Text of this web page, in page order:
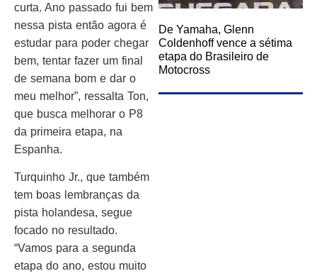
curta. Ano passado fui bem
nessa pista então agora é
estudar para poder chegar
bem, tentar fazer um final
de semana bom e dar o
meu melhor”, ressalta Ton,
que busca melhorar o P8
da primeira etapa, na
Espanha.
Turquinho Jr., que também
tem boas lembranças da
pista holandesa, segue
focado no resultado.
“Vamos para a segunda
etapa do ano, estou muito
De Yamaha, Glenn
Coldenhoff vence a sétima
etapa do Brasileiro de
Motocross